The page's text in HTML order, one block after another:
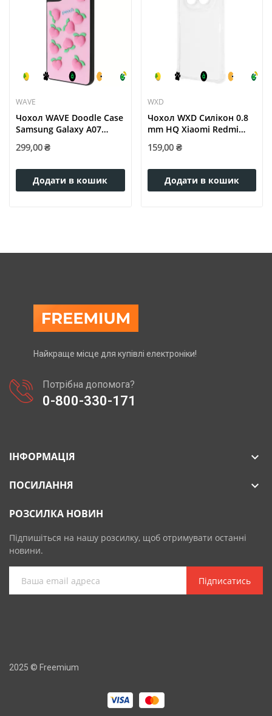
WAVE
Чохол WAVE Doodle Case
Samsung Galaxy A07
299,00 ₴
Додати в кошик
WXD
Чохол WXD Силікон 0.8
mm HQ Xiaomi Redmi
159,00 ₴
Додати в кошик
Найкраще місце для купівлі електроніки!
Потрібна допомога?
0-800-330-171
ІНФОРМАЦІЯ 
ПОСИЛАННЯ 
РОЗСИЛКА НОВИН
Підпишіться на нашу розсилку, щоб отримувати останні
новини.
Підписатись
2025 © Freemium